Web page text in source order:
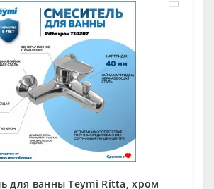
для ванны Teymi Ritta, хром